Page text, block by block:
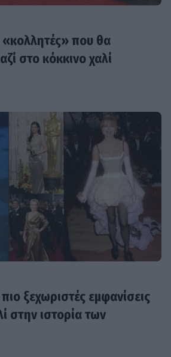
που θα
στο κόκκινο χαλί
ξεχωριστές εμφανίσεις
στην ιστορία των